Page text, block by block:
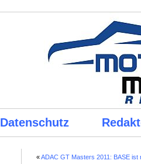
Datenschutz
«ADAC GT Masters 2011: BASE ist